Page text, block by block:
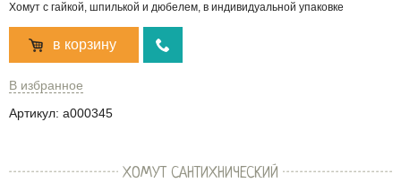
Хомут с гайкой, шпилькой и дюбелем, в индивидуальной упаковке
в корзину
В избранное
Артикул: a000345
ХОМУТ САНТИХНИЧЕСКИЙ